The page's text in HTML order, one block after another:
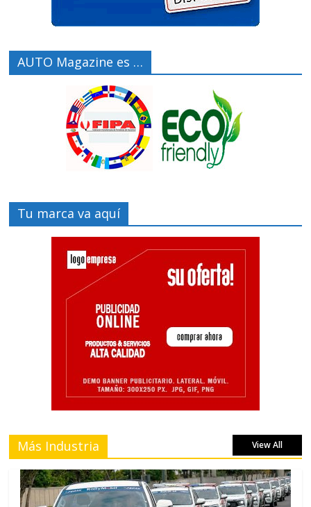
AUTO Magazine es …
Tu marca va aquí
Más Industria View All